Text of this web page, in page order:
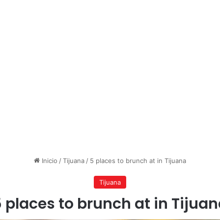
Inicio /Tijuana / 5 places to brunch at in Tijuana
Tijuana
places to brunch at in